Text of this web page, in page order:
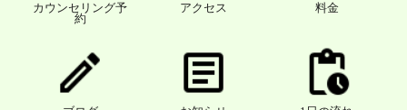
カウンセリング予
約
アクセス 料金